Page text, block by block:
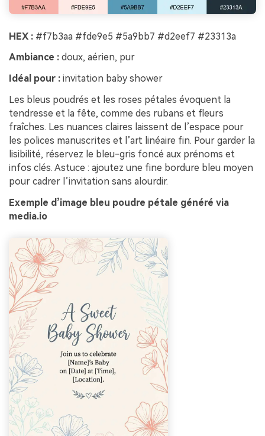
HEX : #f7b3aa #fde9e5 #5a9bb7 #d2eef7 #23313a
Ambiance : doux, aérien, pur
Idéal pour : invitation baby shower
Les bleus poudrés et les roses pétales évoquent la
tendresse et la fête, comme des rubans et fleurs
fraîches. Les nuances claires laissent de l’espace pour
les polices manuscrites et l’art linéaire fin. Pour garder la
lisibilité, réservez le bleu-gris foncé aux prénoms et
infos clés. Astuce : ajoutez une fine bordure bleu moyen
pour cadrer l’invitation sans alourdir.
Exemple d’image bleu poudre pétale généré via
media.io